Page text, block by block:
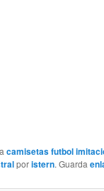
camisetas futbol
poristern. Guarda